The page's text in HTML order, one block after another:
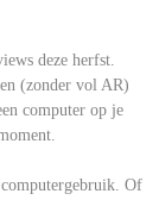
deze herfst.
(zonder vol AR)
computer op je
Of